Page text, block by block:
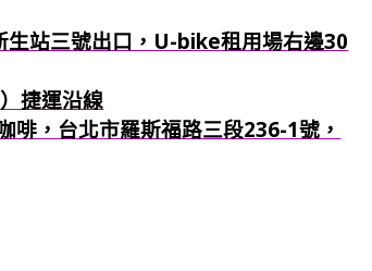
站三號出口，U-bike租用場右邊30
）捷運沿線
，台北市羅斯福路三段236-1號，